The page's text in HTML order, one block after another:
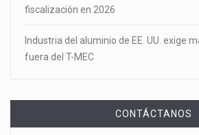
fiscalización en 2026
Industria del aluminio de EE. UU. exige
fuera del T-MEC
CONTÁCTANOS